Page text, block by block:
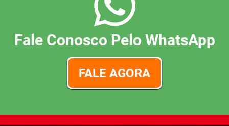
Fale Conosco Pelo WhatsApp
FALE AGORA